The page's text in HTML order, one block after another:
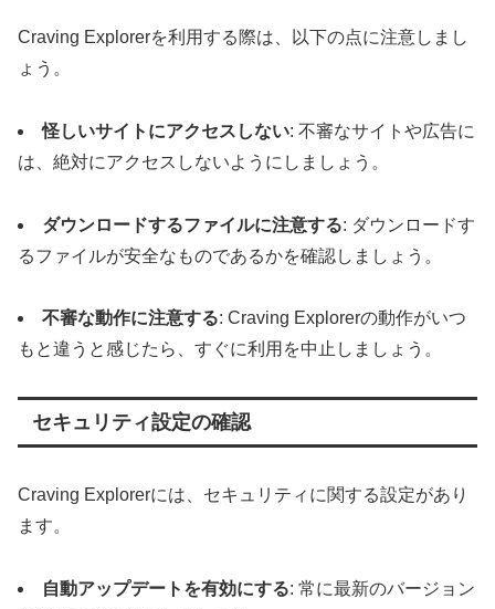
Craving Explorerを利用する際は、以下の点に注意しまし
ょう。
怪しいサイトにアクセスしない: 不審なサイトや広告に
は、絶対にアクセスしないようにしましょう。
ダウンロードするファイルに注意する: ダウンロードす
るファイルが安全なものであるかを確認しましょう。
不審な動作に注意する: Craving Explorerの動作がいつ
もと違うと感じたら、すぐに利用を中止しましょう。
セキュリティ設定の確認
Craving Explorerには、セキュリティに関する設定があり
ます。
自動アップデートを有効にする: 常に最新のバージョン